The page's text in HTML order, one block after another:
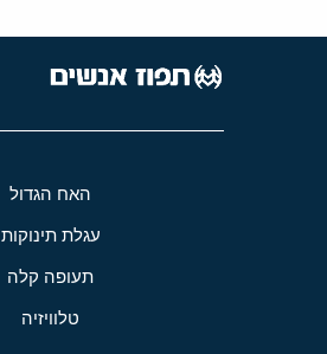
האח הגדול
עגלת תינוקות
תעופה קלה
טלוויזיה